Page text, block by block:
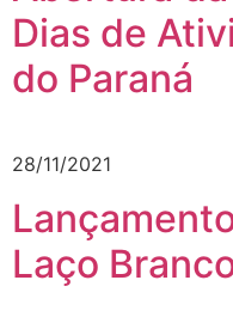
Dias de
do Paraná
28/11/2021
Laço